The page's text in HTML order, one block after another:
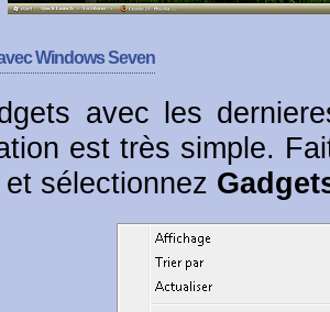
Windows Seven
avec les
est très simple.
sélectionnez